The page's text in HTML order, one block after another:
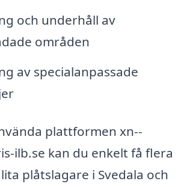
och underhåll av
områden
av specialanpassade
plattformen xn--
ilb.se kan du enkelt få flera
plåtslagare i Svedala och